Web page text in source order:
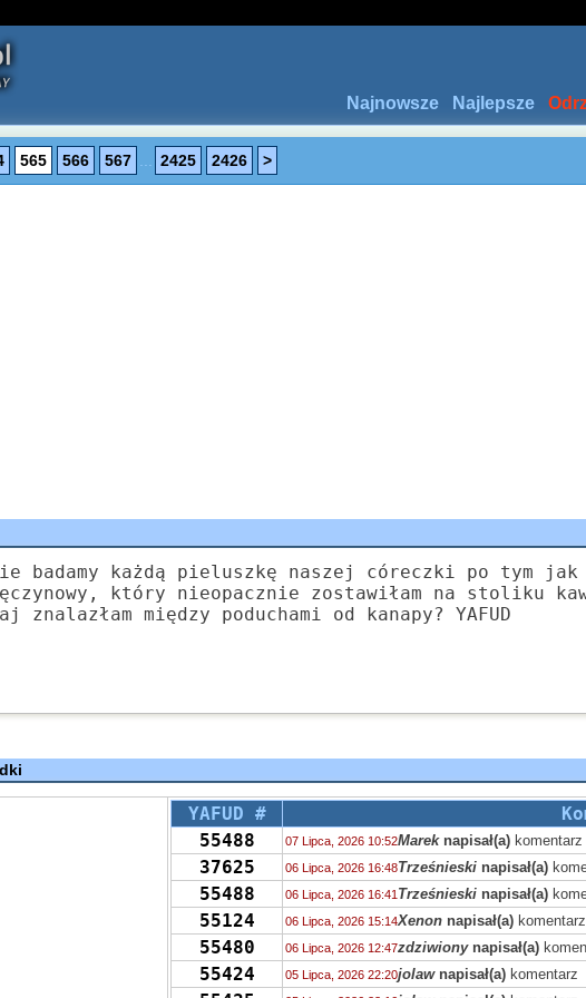
Najlepsze
Najnowsze
565 566 567 2425 2426 >
badamy każdą pieluszkę naszej córeczki po tym jak
który nieopacznie zostawiłam na stoliku
między poduchami od kanapy? YAFUD
YAFUD #
55488
07 Lipca, 2026 10:52Mareknapisał(a) komentarz
37625 06 Lipca, 2026 16:48Trześnieski napisał(a)
55488 06 Lipca, 2026 16:41 Trześnieski napisał(a)
55124 06 Lipca, 2026 15:14Xenon napisał(a) komentarz
55480 06 Lipca, 2026 12:47zdziwionynapisał(a)
55424 05 Lipca, 2026 22:20jolawnapisał(a) komentarz